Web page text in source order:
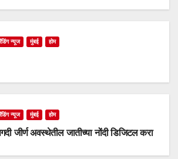
न्यूज मुंबई होम
न्यूज मुंबई होम
जीर्ण अवस्थेतील जातीच्या नोंदी डिजिटल करा